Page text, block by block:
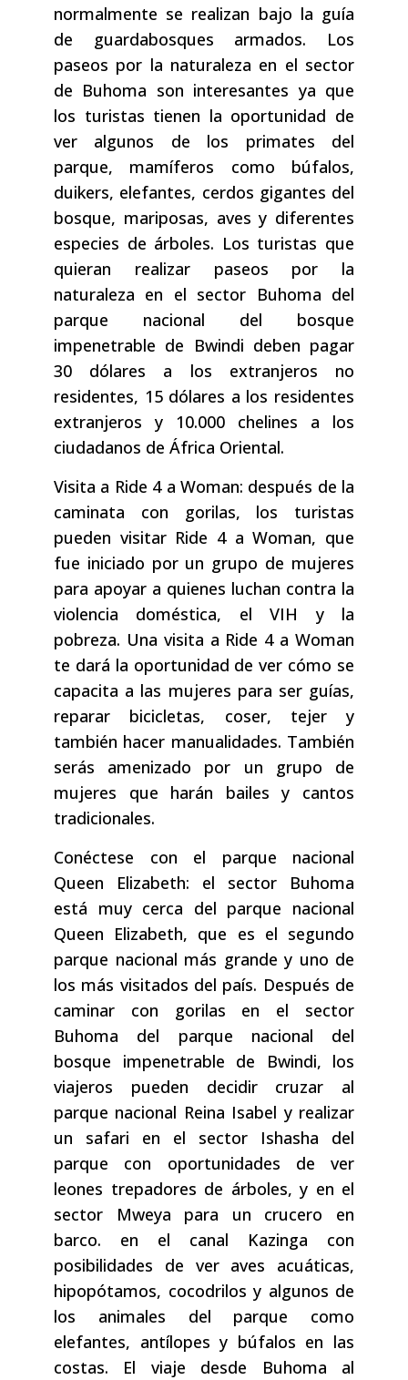
normalmente se realizan bajo la guía
de guardabosques armados. Los
paseos por la naturaleza en el sector
de Buhoma son interesantes ya que
los turistas tienen la oportunidad de
ver algunos de los primates del
parque, mamíferos como búfalos,
duikers, elefantes, cerdos gigantes del
bosque, mariposas, aves y diferentes
especies de árboles. Los turistas que
quieran realizar paseos por la
naturaleza en el sector Buhoma del
parque nacional del bosque
impenetrable de Bwindi deben pagar
30 dólares a los extranjeros no
residentes, 15 dólares a los residentes
extranjeros y 10.000 chelines a los
ciudadanos de África Oriental.
Visita a Ride 4 a Woman: después de la
caminata con gorilas, los turistas
pueden visitar Ride 4 a Woman, que
fue iniciado por un grupo de mujeres
para apoyar a quienes luchan contra la
violencia doméstica, el VIH y la
pobreza. Una visita a Ride 4 a Woman
te dará la oportunidad de ver cómo se
capacita a las mujeres para ser guías,
reparar bicicletas, coser, tejer y
también hacer manualidades. También
serás amenizado por un grupo de
mujeres que harán bailes y cantos
tradicionales.
Conéctese con el parque nacional
Queen Elizabeth: el sector Buhoma
está muy cerca del parque nacional
Queen Elizabeth, que es el segundo
parque nacional más grande y uno de
los más visitados del país. Después de
caminar con gorilas en el sector
Buhoma del parque nacional del
bosque impenetrable de Bwindi, los
viajeros pueden decidir cruzar al
parque nacional Reina Isabel y realizar
un safari en el sector Ishasha del
parque con oportunidades de ver
leones trepadores de árboles, y en el
sector Mweya para un crucero en
barco. en el canal Kazinga con
posibilidades de ver aves acuáticas,
hipopótamos, cocodrilos y algunos de
los animales del parque como
elefantes, antílopes y búfalos en las
costas. El viaje desde Buhoma al